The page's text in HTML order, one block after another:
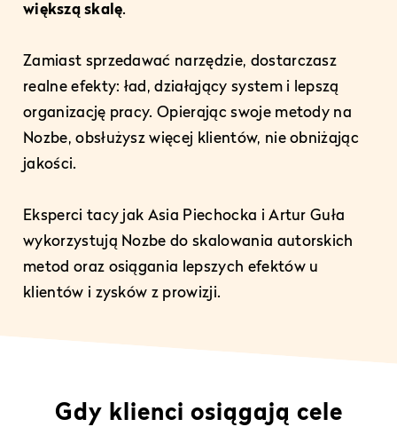
większą skalę.
Zamiast sprzedawać narzędzie, dostarczasz
realne efekty: ład, działający system i lepszą
organizację pracy. Opierając swoje metody na
Nozbe, obsłużysz więcej klientów, nie obniżając
jakości.
Eksperci tacy jak Asia Piechocka i Artur Guła
wykorzystują Nozbe do skalowania autorskich
metod oraz osiągania lepszych efektów u
klientów i zysków z prowizji.
Gdy klienci osiągają cele